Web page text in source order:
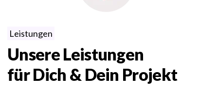
Leistungen
Unsere Leistungen
für Dich & Dein Projekt